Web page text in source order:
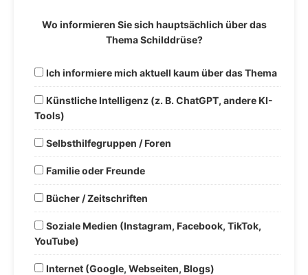
Wo informieren Sie sich hauptsächlich über das
Thema Schilddrüse?
Ich informiere mich aktuell kaum über das Thema
Künstliche Intelligenz (z. B. ChatGPT, andere KI-
Tools)
Selbsthilfegruppen / Foren
Familie oder Freunde
Bücher / Zeitschriften
Soziale Medien (Instagram, Facebook, TikTok,
YouTube)
Internet (Google, Webseiten, Blogs)